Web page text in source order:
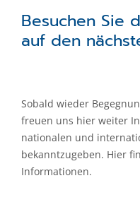
Besuchen Sie
auf den
Sobald wieder
freuen uns hier weiter
nationalen und
bekanntzugeben. Hier
Informationen.